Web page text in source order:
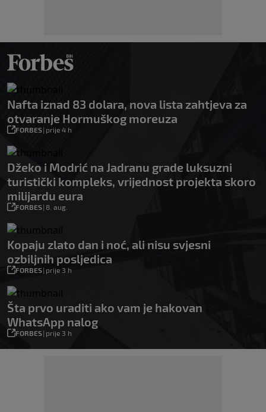
Nafta iznad 83 dolara, nova lista zahtjeva za
otvaranje Hormuškog moreuza
FORBES| prije 4 h
Džeko i Modrić na Jadranu grade luksuzni
turistički kompleks, vrijednost projekta skoro
milijardu eura
FORBES| 8. aug.
Kopaju zlato dan i noć, ali nisu svjesni
ozbiljnih posljedica
FORBES| prije 3 h
Šta prvo uraditi ako vam je hakovan
WhatsApp nalog
FORBES| prije 3 h